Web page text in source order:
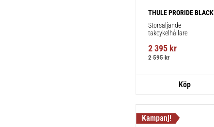
THULE PRORIDE BLACK
Storsäljande
takcykelhållare
2 395 kr
2 595kr